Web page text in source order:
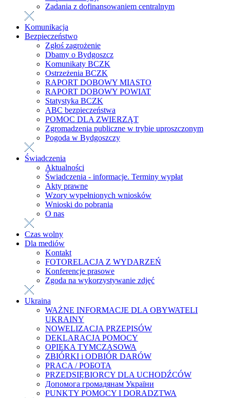
Zadania z dofinansowaniem centralnym
Komunikacja
Bezpieczeństwo
Zgłoś zagrożenie
Dbamy o Bydgoszcz
Komunikaty BCZK
Ostrzeżenia BCZK
RAPORT DOBOWY MIASTO
RAPORT DOBOWY POWIAT
Statystyka BCZK
ABC bezpieczeństwa
POMOC DLA ZWIERZĄT
Zgromadzenia publiczne w trybie uproszczonym
Pogoda w Bydgoszczy
Świadczenia
Aktualności
Świadczenia - informacje. Terminy wypłat
Akty prawne
Wzory wypełnionych wniosków
Wnioski do pobrania
O nas
Czas wolny
Dla mediów
Kontakt
FOTORELACJA Z WYDARZEŃ
Konferencje prasowe
Zgoda na wykorzystywanie zdjęć
Ukraina
WAŻNE INFORMACJE DLA OBYWATELI
UKRAINY
NOWELIZACJA PRZEPISÓW
DEKLARACJA POMOCY
OPIEKA TYMCZASOWA
ZBIÓRKI i ODBIÓR DARÓW
PRACA / РОБОТА
PRZEDSIĘBIORCY DLA UCHODŹCÓW
Допомога громадянам України
PUNKTY POMOCY I DORADZTWA